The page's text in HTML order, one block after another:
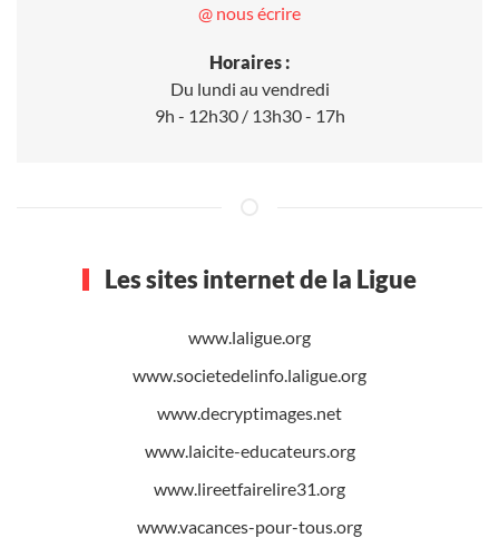
@ nous écrire
Horaires :
Du lundi au vendredi
9h - 12h30 / 13h30 - 17h
Les sites internet de la Ligue
www.laligue.org
www.societedelinfo.laligue.org
www.decryptimages.net
www.laicite-educateurs.org
www.lireetfairelire31.org
www.vacances-pour-tous.org